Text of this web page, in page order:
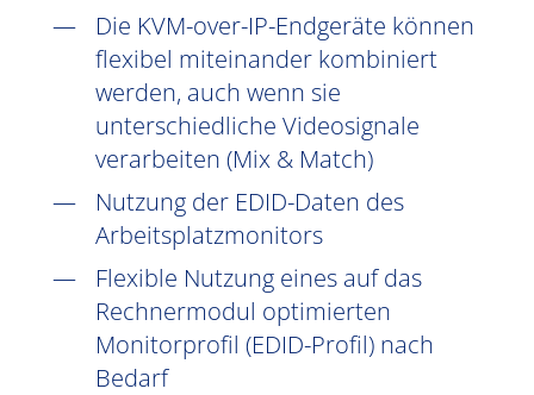
Die KVM-over-IP-Endgeräte können
flexibel miteinander kombiniert
werden, auch wenn sie
unterschiedliche Videosignale
verarbeiten (Mix & Match)
Nutzung der EDID-Daten des
Arbeitsplatzmonitors
Flexible Nutzung eines auf das
Rechnermodul optimierten
Monitorprofil (EDID-Profil) nach
Bedarf